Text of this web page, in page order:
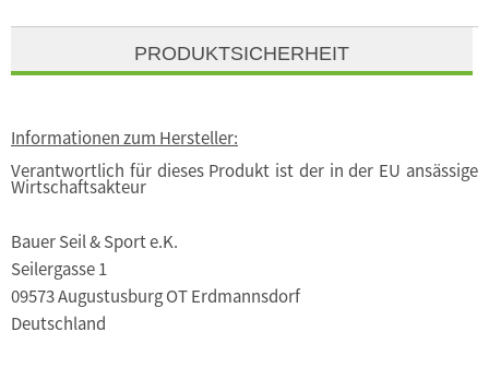
PRODUKTSICHERHEIT
Informationen zum Hersteller:
Verantwortlich für dieses Produkt ist der in der EU ansässige
Wirtschaftsakteur
Bauer Seil & Sport e.K.
Seilergasse 1
09573 Augustusburg OT Erdmannsdorf
Deutschland